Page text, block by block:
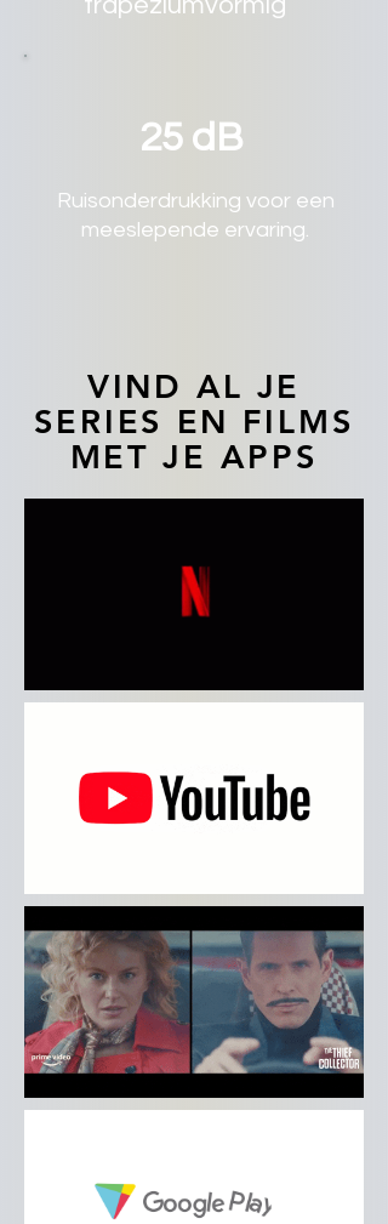
25 dB
Ruisonderdrukking voor een
meeslepende ervaring.
trapeziumvormig
VIND AL JE
SERIES EN FILMS
MET JE APPS